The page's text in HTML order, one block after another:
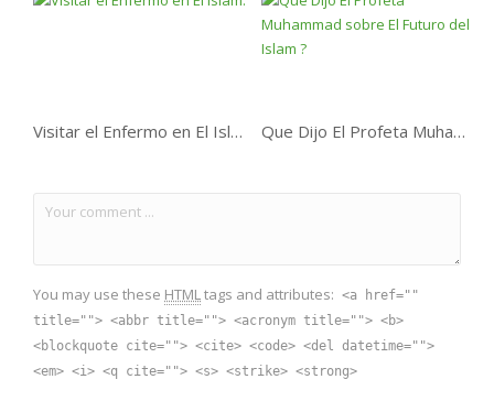
Visitar el Enfermo en El Islam. Que Dijo El Profeta Muhammad sobre El Futuro del Islam ?
You may use these HTMLtags and attributes: <a href=""
title=""> <abbr title=""> <acronym title=""> <b>
<blockquote cite=""> <cite> <code> <del datetime="">
<em> <i> <q cite=""> <s> <strike> <strong>